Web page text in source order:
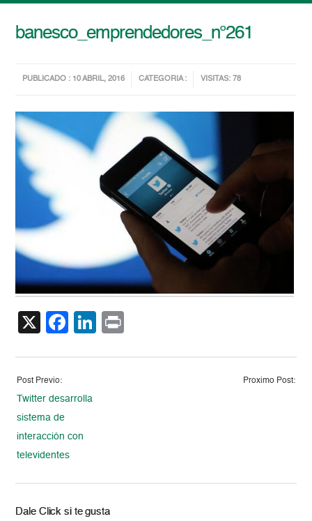
banesco_emprendedores_n°261
PUBLICADO : 10 ABRIL, 2016 CATEGORIA : VISITAS: 78
X Facebook
LinkedIn
Post Previo:
Twitter desarrolla
sistema de
interacción con
televidentes
Proximo Post:
Dale Click si te gusta